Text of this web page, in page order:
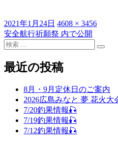
投
稿
日:
2021年1月24日 フ
ル
ズ
4608 × 3456
投
稿
ナ
安全航行祈願祭 内で公開
検
対
象:
検
最近の投稿
8月・9月定休日のご案内
2026広島みなと 夢 花火大
7/20釣果情報🎣
7/19釣果情報🎣
7/12釣果情報🎣